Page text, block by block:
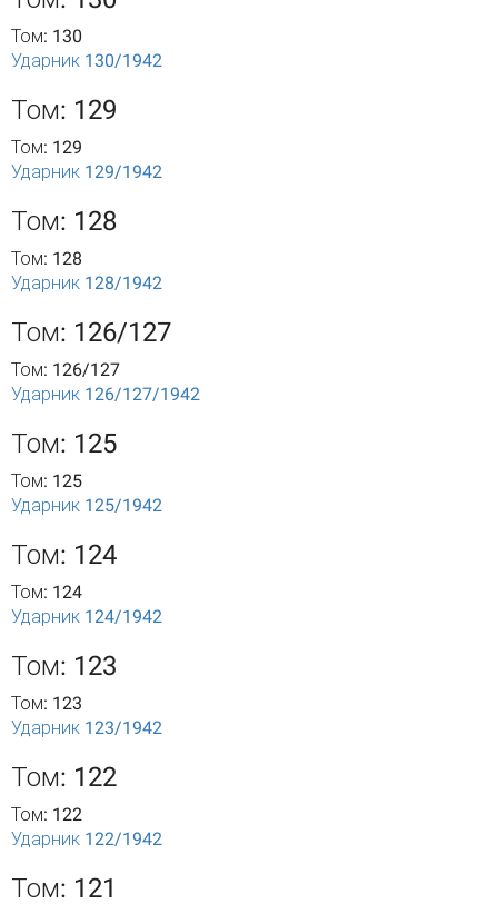
Том: 130
Ударник 130/1942
Том: 129
Том: 129
Ударник 129/1942
Том: 128
Том: 128
Ударник 128/1942
Том: 126/127
Том: 126/127
Ударник 126/127/1942
Том: 125
Том: 125
Ударник 125/1942
Том: 124
Том: 124
Ударник 124/1942
Том: 123
Том: 123
Ударник 123/1942
Том: 122
Том: 122
Ударник 122/1942
Том: 121